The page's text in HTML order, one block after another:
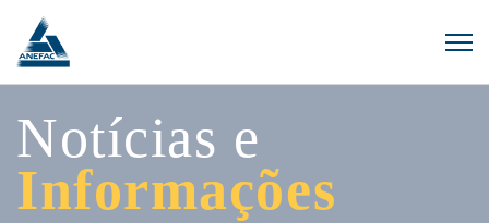
Notícias e
Informações